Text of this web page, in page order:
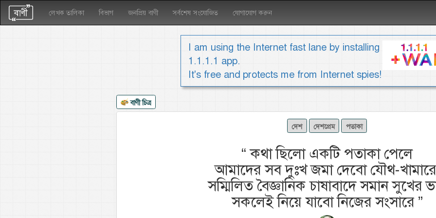
লেখক তালিকা বিভাগ জনপ্রিয় বাণী সর্বশেষ সংযোজিত যোগাযোগ করুন
I am using the Internet fast lane by installing
1.1.1.1 app.
It's free and protects me from Internet spies!
বাণী চিত্র
দেশ দেশপ্রেম পতাকা
“কথা ছিলো একটি পতাকা পেলে
আমাদের সব দুঃখ জমা দেবো যৌথ-
সম্মিলিত বৈজ্ঞানিক চাষাবাদে সমান সুখের
সকলেই নিয়ে যাবো নিজের সংসারে”